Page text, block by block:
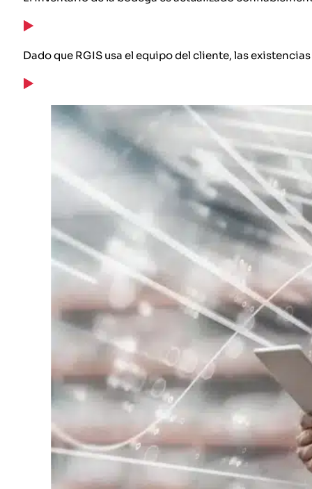
Dado que RGIS usa el equipo del cliente, las